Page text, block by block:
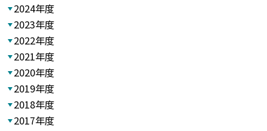
2024年度
2023年度
2022年度
2021年度
2020年度
2019年度
2018年度
2017年度